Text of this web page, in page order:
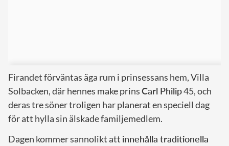
Firandet förväntas äga rum i prinsessans hem, Villa
Solbacken, där hennes make prinsCarl Philip45, och
deras tre söner troligen har planerat en speciell dag
för att hylla sin älskade familjemedlem.
Dagen kommer sannolikt att innehålla traditionella